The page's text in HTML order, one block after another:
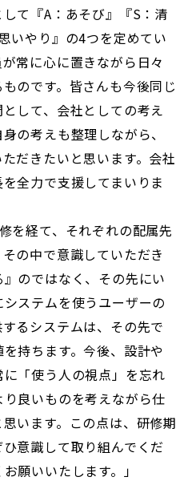
て『A：あそび』『S：清
いやり』の4つを定めてい
常に心に置きながら日々
のです。皆さんも今後同じ
して、会社としての考え
の考えも整理しながら、
だきたいと思います。会社
全力で支援してまいりま
を経て、それぞれの配属先
の中で意識していただき
のではなく、その先にい
ステムを使うユーザーの
るシステムは、その先で
持ちます。今後、設計や
「使う人の視点」を忘れ
良いものを考えながら仕
います。この点は、研修期
意識して取り組んでくだ
願いいたします。」